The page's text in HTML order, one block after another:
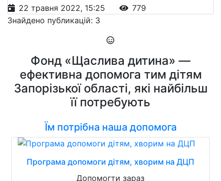
22 травня 2022, 15:25
779
Знайдено публикацій: 3
Фонд «Щаслива дитина» —
ефективна допомога тим дітям
Запорізької області, які найбільш
її потребують
Їм потрібна наша допомога
Програма допомоги дітям, хворим на ДЦП
Допомогти зараз